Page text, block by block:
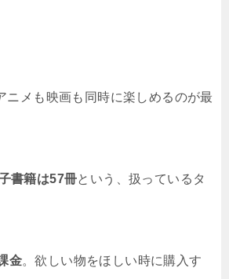
ニメも映画も同時に楽しめるのが最
書籍は57冊という、扱っているタ
金。欲しい物をほしい時に購入す